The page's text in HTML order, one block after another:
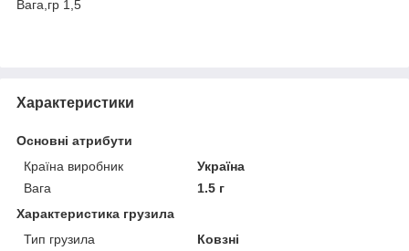
Вага,гр 1,5
Характеристики
Основні атрибути
Країна виробник
Україна
Вага
1.5 г
Характеристика грузила
Тип грузила
Ковзні